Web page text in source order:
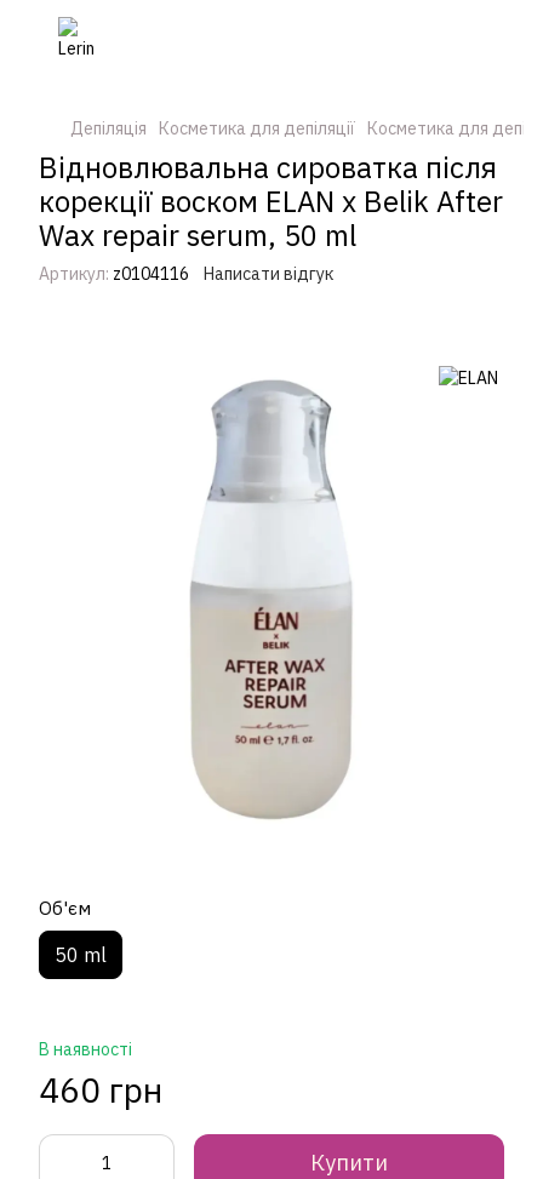
Депіляція Косметика для депіляції Косметика для
Відновлювальна сироватка після
корекції воском ELAN х Belik After
Wax repair serum, 50 ml
Артикул: z0104116 Написати відгук
Об'єм
50 ml
В наявності
460 грн
Купити